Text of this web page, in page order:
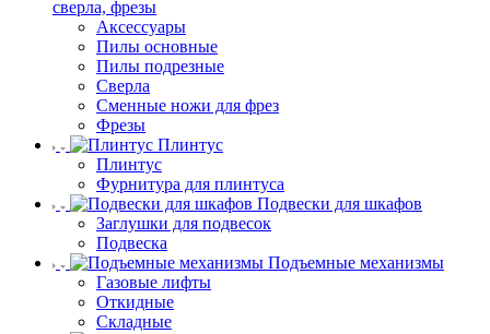
сверла, фрезы
Аксессуары
Пилы основные
Пилы подрезные
Сверла
Сменные ножи для фрез
Фрезы
Плинтус
Плинтус
Фурнитура для плинтуса
Подвески для шкафов
Заглушки для подвесок
Подвеска
Подъемные механизмы
Газовые лифты
Откидные
Складные